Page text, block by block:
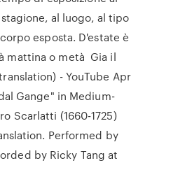
al luogo, al tipo
esposta. D'estate è
mattina o metà Gia il
- YouTube Apr
Gange" in Medium-
Scarlatti (1660-1725)
Performed by
by Ricky Tang at